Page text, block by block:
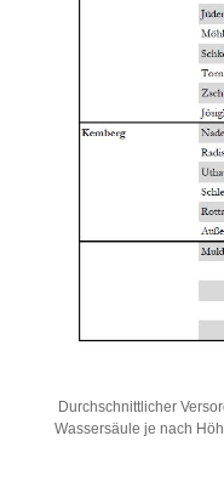
Durchschnittlicher
Wassersäule je nach